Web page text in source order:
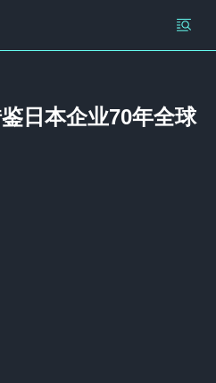
日本企业70年全球